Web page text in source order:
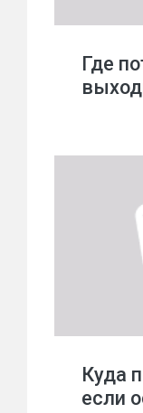
Где
Куда
если